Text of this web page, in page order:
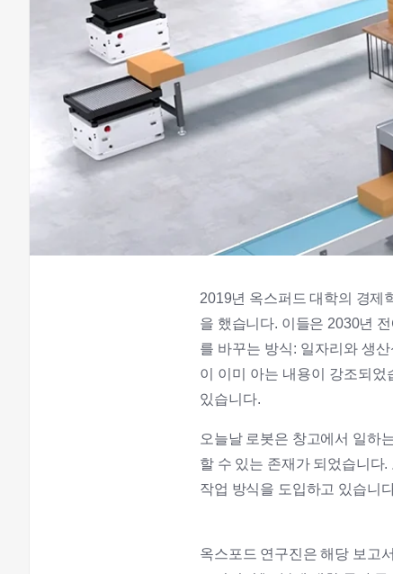
2019년 옥스퍼드 대학의 경제
을 했습니다. 이들은 2030년
를 바꾸는 방식: 일자리와 생
이 이미 아는 내용이 강조되
있습니다.
오늘날 로봇은 창고에서 일하
할 수 있는 존재가 되었습니다
작업 방식을 도입하고 있습니
옥스포드 연구진은 해당 보고